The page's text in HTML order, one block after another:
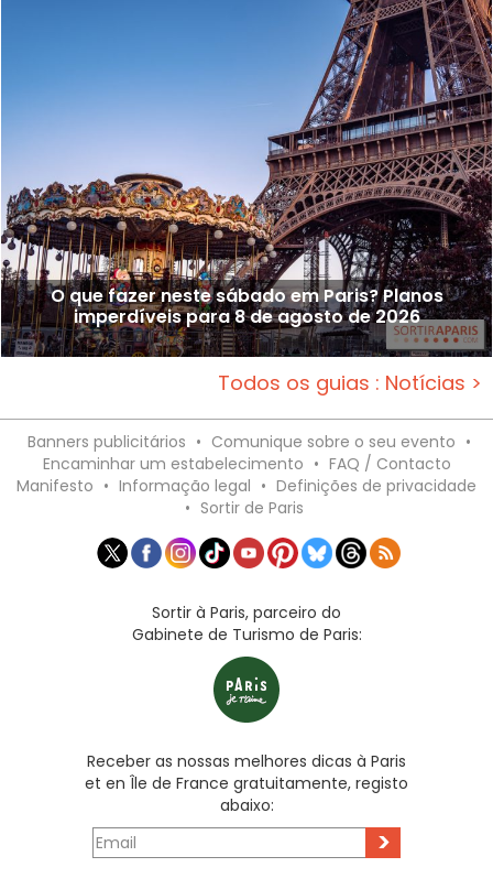
O que fazer neste sábado em Paris? Planos
imperdíveis para 8 de agosto de 2026
Todos os guias : Notícias >
Banners publicitários • Comunique sobre o seu evento •
Encaminhar um estabelecimento • FAQ / Contacto
Manifesto • Informação legal • Definições de privacidade
• Sortir de Paris
Sortir à Paris, parceiro do
Gabinete de Turismo de Paris:
Receber as nossas melhores dicas à Paris
et en Île de France gratuitamente, registo
abaixo:
>